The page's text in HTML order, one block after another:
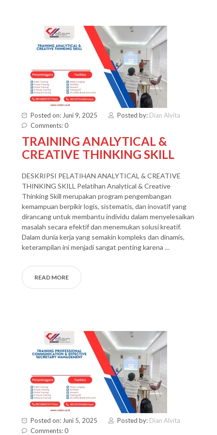
Posted on: Juni 9, 2025 Posted by: Dian Alvita
Comments: 0
TRAINING ANALYTICAL &
CREATIVE THINKING SKILL
DESKRIPSI PELATIHAN ANALYTICAL & CREATIVE
THINKING SKILL Pelatihan Analytical & Creative
Thinking Skill merupakan program pengembangan
kemampuan berpikir logis, sistematis, dan inovatif yang
dirancang untuk membantu individu dalam menyelesaikan
masalah secara efektif dan menemukan solusi kreatif.
Dalam dunia kerja yang semakin kompleks dan dinamis,
keterampilan ini menjadi sangat penting karena …
READ MORE
Posted on: Juni 5, 2025 Posted by: Dian Alvita
Comments: 0